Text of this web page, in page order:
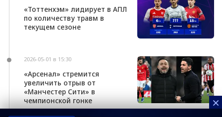
«Тоттенхэм» лидирует в АПЛ
по количеству травм в
текущем сезоне
2026-05-01 в 15:30
«Арсенал» стремится
увеличить отрыв от
«Манчестер Сити» в
чемпионской гонке
×